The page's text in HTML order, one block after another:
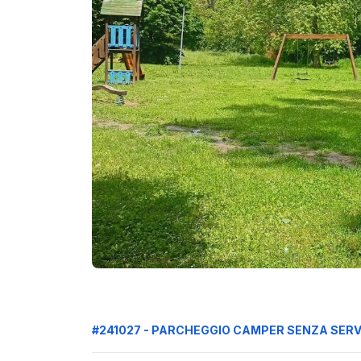
#241027 - PARCHEGGIO CAMPER SENZA